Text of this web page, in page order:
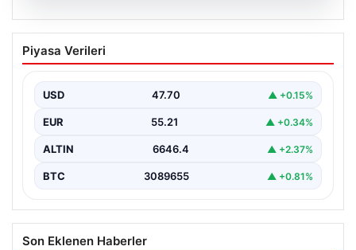
06.08.2026
Dumanlar ilçeyi kapladı: Bursa’da
tamirhanede yangın
Piyasa Verileri
USD 47.70 ▲ +0.15%
EUR 55.21 ▲ +0.34%
ALTIN 6646.4 ▲ +2.37%
BTC 3089655 ▲ +0.81%
Son Eklenen Haberler